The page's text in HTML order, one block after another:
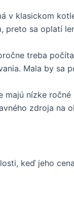
v klasickom
sa oplatí
treba
Mala by sa
nízke
zdroja na
keď jeho